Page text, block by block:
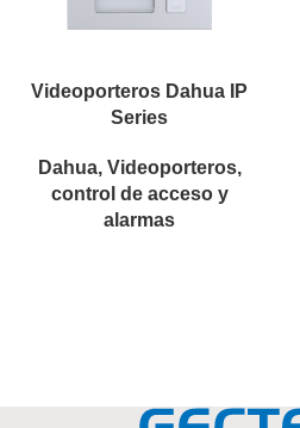
Videoporteros Dahua IP
Series
Dahua, Videoporteros,
control de acceso y
alarmas